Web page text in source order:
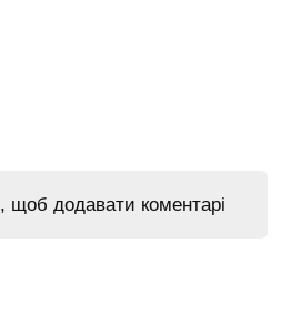
, щоб додавати коментарі